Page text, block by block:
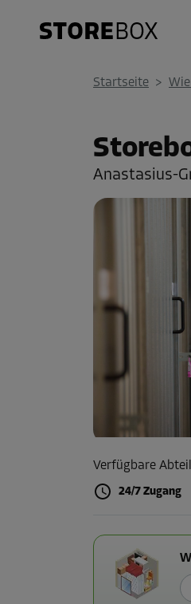
Startseite >
Anastasius-
Verfügbare
24/7 Zugang